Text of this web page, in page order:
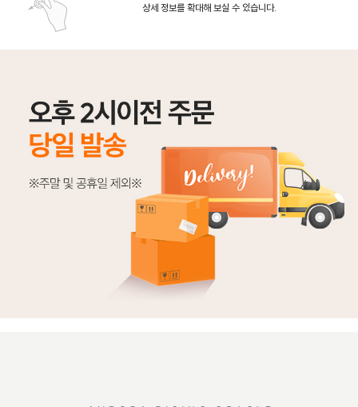
상세 정보를 확대해 보실 수 있습니다.